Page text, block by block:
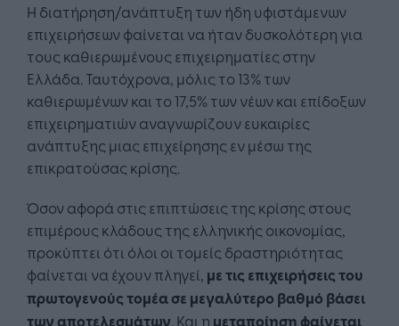
Η διατήρηση/ανάπτυξη των ήδη υφιστάμενων
επιχειρήσεων φαίνεται να ήταν δυσκολότερη για
τους καθιερωμένους επιχειρηματίες στην
Ελλάδα. Ταυτόχρονα, μόλις το 13% των
καθιερωμένων και το 17,5% των νέων και επίδοξων
επιχειρηματιών αναγνωρίζουν ευκαιρίες
ανάπτυξης μιας επιχείρησης εν μέσω της
επικρατούσας κρίσης.
Όσον αφορά στις επιπτώσεις της κρίσης στους
επιμέρους κλάδους της ελληνικής οικονομίας,
προκύπτει ότι όλοι οι τομείς δραστηριότητας
φαίνεται να έχουν πληγεί, με τις επιχειρήσεις του
πρωτογενούς τομέα σε μεγαλύτερο βαθμό βάσει
των αποτελεσμάτων. Και η μεταποίηση φαίνεται